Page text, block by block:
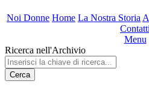
Noi Donne Home La Nostra Storia
Contatti
Menu
Ricerca nell'Archivio
Cerca